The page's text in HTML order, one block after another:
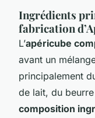
Ingrédients
fabrication
L’apéricube
avant un
principalement
de lait, du
composition